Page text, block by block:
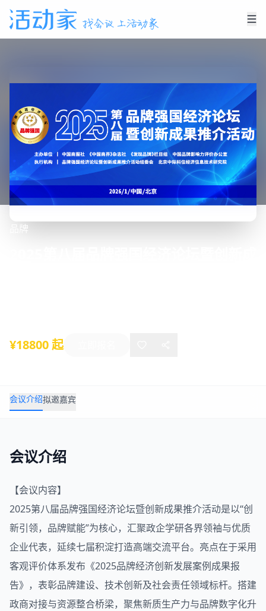
品牌
¥18800 起
会议介绍拟邀嘉宾
会议介绍
【会议内容】
2025第八届品牌强国经济论坛暨创新成果推介活动是以“创
新引领，品牌赋能”为核心，汇聚政企学研各界领袖与优质
企业代表，延续七届积淀打造高端交流平台。亮点在于采用
客观评价体系发布《2025品牌经济创新发展案例成果报
告》，表彰品牌建设、技术创新及社会责任领域标杆。搭建
政商对接与资源整合桥梁，聚焦新质生产力与品牌数字化升